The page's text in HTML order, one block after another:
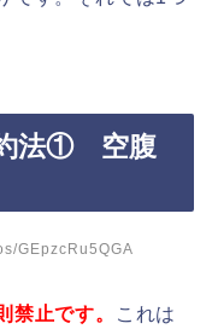
約法① 空腹
GEpzcRu5QGA
禁止です。
これは